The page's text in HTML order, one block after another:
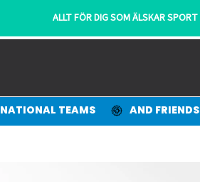
ALLT FÖR DIG SOM ÄLSKAR SPORT
NATIONAL TEAMS AND FRIENDS